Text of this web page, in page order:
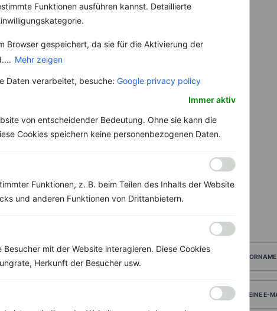
Funktionen ausführen kannst. Detaillierte
Browser gespeichert, da sie für die Aktivierung der
Mehr zeigen
Daten verarbeitet, besuche: Google privacy policy
Immer aktiv
von entscheidender Bedeutung. Ohne sie kann die
Cookies speichern keine personenbezogenen Daten.
Funktionen, z. B. beim Teilen des Inhalts der Website
und anderen Funktionen von Drittanbietern.
mit der Website interagieren. Diese Cookies
Herkunft der Besucher usw.
VORNAME
DEINE E-